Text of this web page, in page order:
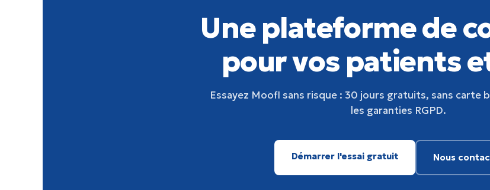
Une plateforme de
pour vos patients
Essayez Moofl sans risque : 30 jours gratuits, sans carte
les garanties RGPD.
Démarrer l'essai gratuit Nous